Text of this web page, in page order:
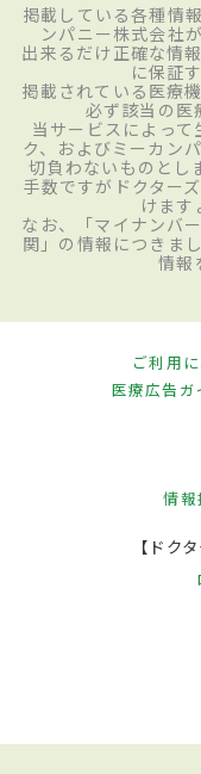
掲載している各種情
ンパニー株式会社
出来るだけ正確な情
に保証
掲載されている医療
必ず該当の医
当サービスによっ
ク、およびミーカン
切負わないものとし
手数ですがドクター
けます
なお、「マイナンバ
関」の情報につきま
情報
ご利用
医療広告ガ
情報
【ドク